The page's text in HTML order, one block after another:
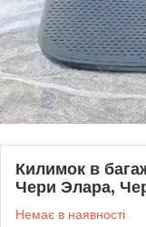
Килимок в
Чери Элара,
Немає в наявності